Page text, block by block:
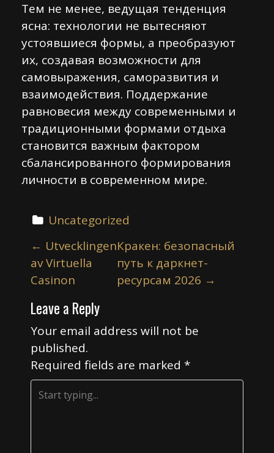
Тем не менее, ведущая тенденция
ясна: технологии не вытесняют
устоявшиеся формы, а преобразуют
их, создавая возможности для
самовыражения, саморазвития и
взаимодействия. Поддержание
равновесия между современными и
традиционными формами отдыха
становится важным фактором
сбалансированного формирования
личности в современном мире.
Uncategorized
P
o
s
t
n
a
v
i
g
← Utvecklingen
av Virtuella
Casinon
Кракен: безопасный
путь к даркнет-
ресурсам 2026 →
Leave a Reply
Your email address will not be
published.
Required fields are marked *